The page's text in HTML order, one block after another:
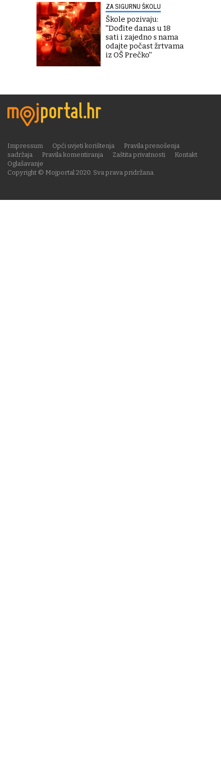
ZA SIGURNU ŠKOLU
Škole pozivaju:
''Dođite danas u 18
sati i zajedno s nama
odajte počast žrtvama
iz OŠ Prečko''
Copyright © Mojportal 2020. Sva prava pridržana.
Impressum Opći uvjeti korištenja
Pravila prenošenja
sadržaja
Pravila komentiranja Zaštita privatnosti
Kontakt
Oglašavanje